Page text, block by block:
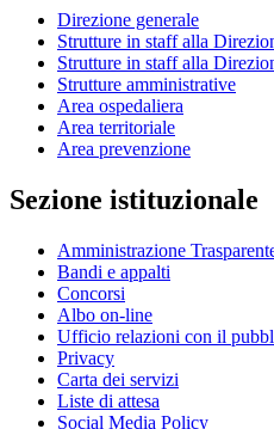
Direzione generale
Strutture in staff alla
Strutture in staff alla
Strutture amministrative
Area ospedaliera
Area territoriale
Area prevenzione
Sezione istituzionale
Amministrazione
Bandi e appalti
Concorsi
Albo on-line
Ufficio relazioni con il
Privacy
Carta dei servizi
Liste di attesa
Social Media Policy